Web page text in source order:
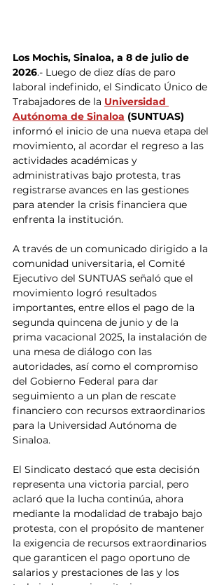
Los Mochis, Sinaloa, a 8 de julio de
2026.- Luego de diez días de paro
laboral indefinido, el Sindicato Único de
Trabajadores de la Universidad
Autónoma de Sinaloa (SUNTUAS)
informó el inicio de una nueva etapa del
movimiento, al acordar el regreso a las
actividades académicas y
administrativas bajo protesta, tras
registrarse avances en las gestiones
para atender la crisis financiera que
enfrenta la institución.
A través de un comunicado dirigido a la
comunidad universitaria, el Comité
Ejecutivo del SUNTUAS señaló que el
movimiento logró resultados
importantes, entre ellos el pago de la
segunda quincena de junio y de la
prima vacacional 2025, la instalación de
una mesa de diálogo con las
autoridades, así como el compromiso
del Gobierno Federal para dar
seguimiento a un plan de rescate
financiero con recursos extraordinarios
para la Universidad Autónoma de
Sinaloa.
El Sindicato destacó que esta decisión
representa una victoria parcial, pero
aclaró que la lucha continúa, ahora
mediante la modalidad de trabajo bajo
protesta, con el propósito de mantener
la exigencia de recursos extraordinarios
que garanticen el pago oportuno de
salarios y prestaciones de las y los